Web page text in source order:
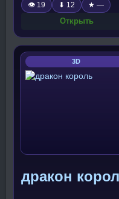
👁 19 ⬇ 12 ★ —
Открыть
3D
дракон